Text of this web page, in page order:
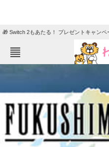
🎁 Switch 2もあたる！ プレゼントキャンペ
グルメ
住まい